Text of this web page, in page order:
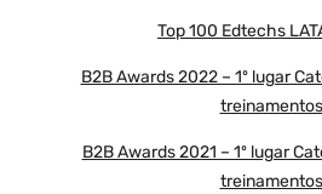
Top 100 Edtechs
B2B Awards 2022 – 1º lugar
treinamentos
B2B Awards 2021 – 1º lugar
treinamentos